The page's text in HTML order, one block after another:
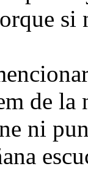
si
de la
ni